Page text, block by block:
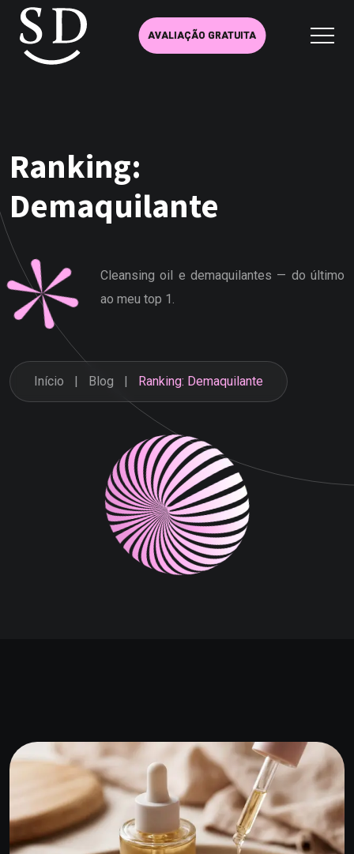
AVALIAÇÃO GRATUITA
Ranking:
Demaquilante
Cleansing oil e demaquilantes — do último
ao meu top 1.
Início Blog Ranking: Demaquilante